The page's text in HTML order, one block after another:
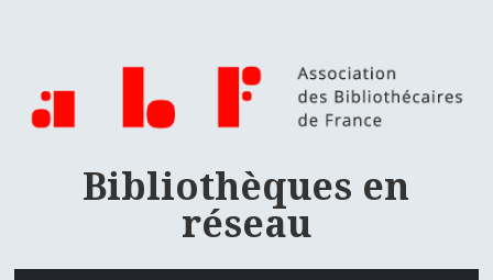
Bibliothèques en
réseau